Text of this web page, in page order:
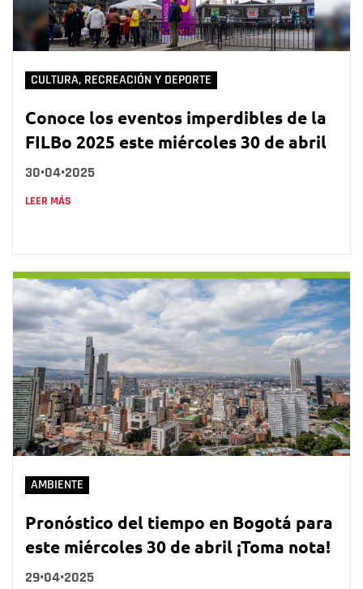
CULTURA, RECREACIÓN Y DEPORTE
Conoce los eventos imperdibles de la
FILBo 2025 este miércoles 30 de abril
30•04•2025
LEER MÁS
AMBIENTE
Pronóstico del tiempo en Bogotá para
este miércoles 30 de abril ¡Toma nota!
29•04•2025